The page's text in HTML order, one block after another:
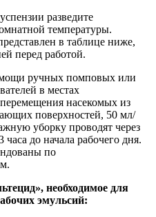
разведите
температуры.
в таблице ниже,
перед работой.
ручных помповых или
в местах
насекомых из
поверхностей, 50 мл/
уборку проводят через
часа до начала рабочего дня.
по
необходимое для
эмульсий: